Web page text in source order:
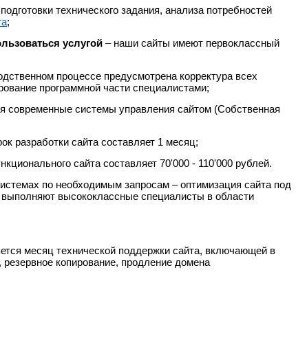
технического задания, анализа потребностей
;
услугой – наши сайты имеют первоклассный
процессе предусмотрена корректура всех
программной части специалистами;
современные системы управления сайтом (Собственная
разработки сайта составляет 1 месяц;
сайта составляет 70'000 - 110'000 рублей.
по необходимым запросам – оптимизация сайта под
высококлассные специалисты в области
месяц технической поддержки сайта, включающей в
копирование, продление домена